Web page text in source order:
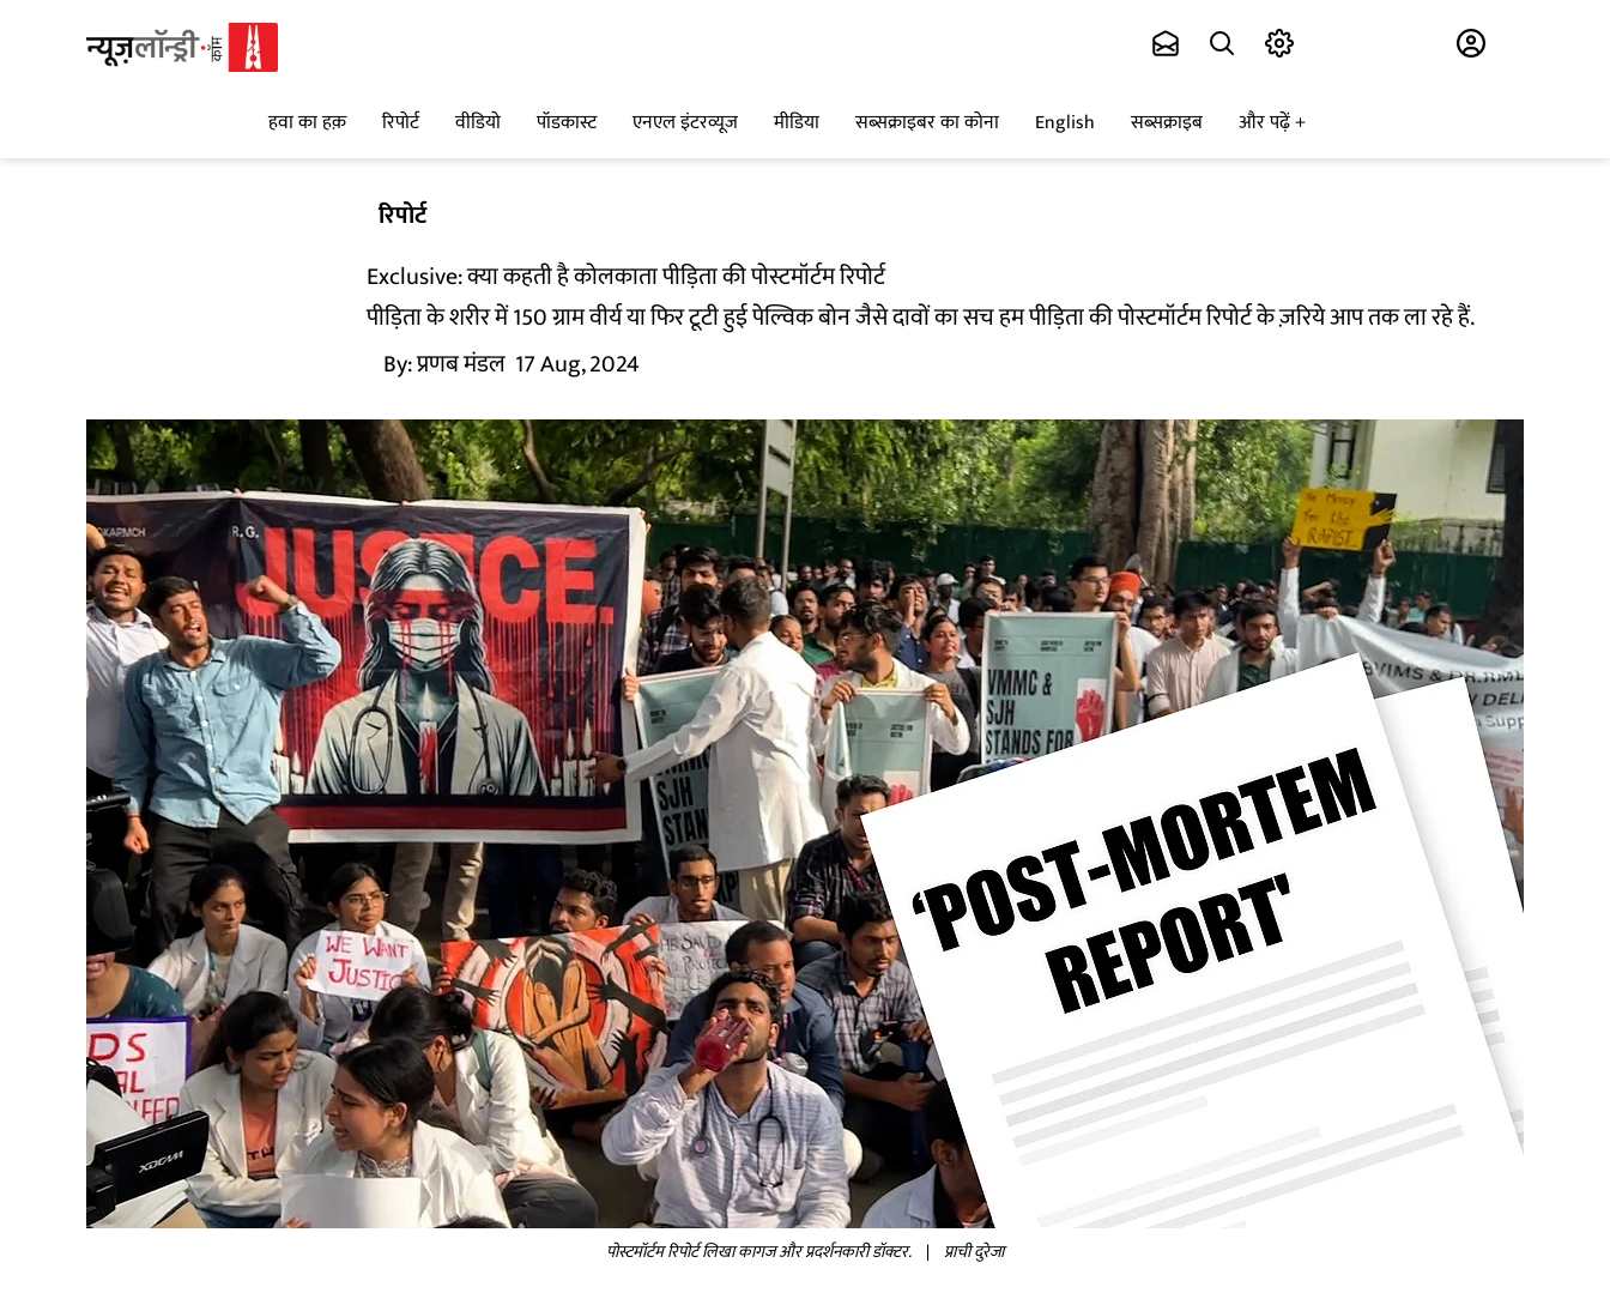
हवा का हक़ रिपोर्ट वीडियो पॉडकास्ट एनएल इंटरव्यूज मीडिया सब्सक्राइबर का कोना English सब्सक्राइब और पढ़ें
रिपोर्ट
Exclusive: क्या कहती है कोलकाता पीड़िता की पोस्टमॉर्टम रिपोर्ट
पीड़िता के शरीर में 150 ग्राम वीर्य या फिर टूटी हुई पेल्विक बोन जैसे दावों का सच हम पीड़िता की पोस्टमॉर्टम रिपोर्ट के ज़रिये आप तक ला रहे हैं.
By:प्रणब मंडल 17 Aug, 2024
पोस्टमॉर्टम रिपोर्ट लिखा कागज और प्रदर्शनकारी डॉक्टर. | प्राची दुरेजा